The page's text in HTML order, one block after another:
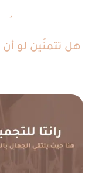
هل تتمنّين لو